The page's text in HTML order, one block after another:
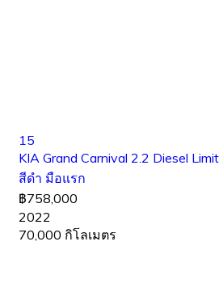
15
KIA Grand Carnival 2.2 Diesel
สีดำ มือแรก
฿758,000
2022
70,000 กิโลเมตร